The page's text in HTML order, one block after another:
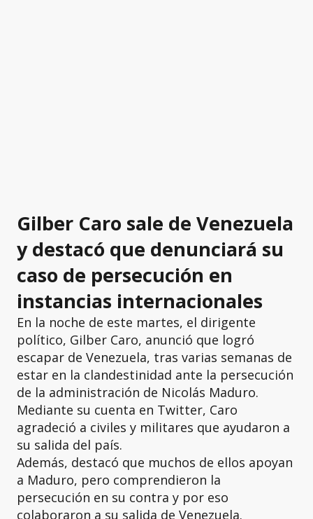
Gilber Caro sale de Venezuela
y destacó que denunciará su
caso de persecución en
instancias internacionales
En la noche de este martes, el dirigente
político, Gilber Caro, anunció que logró
escapar de Venezuela, tras varias semanas de
estar en la clandestinidad ante la persecución
de la administración de Nicolás Maduro.
Mediante su cuenta en Twitter, Caro
agradeció a civiles y militares que ayudaron a
su salida del país.
Además, destacó que muchos de ellos apoyan
a Maduro, pero comprendieron la
persecución en su contra y por eso
colaboraron a su salida de Venezuela.